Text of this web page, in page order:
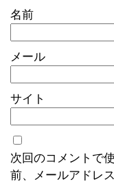
名前
メール
サイト
次回のコメントで
前、メールアドレ